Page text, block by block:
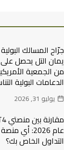
جرّاح المسالك
من الجمعية
الدعامات البولية
يوليو 31, 2026
عام 2026:
التداول الخاص بك؟